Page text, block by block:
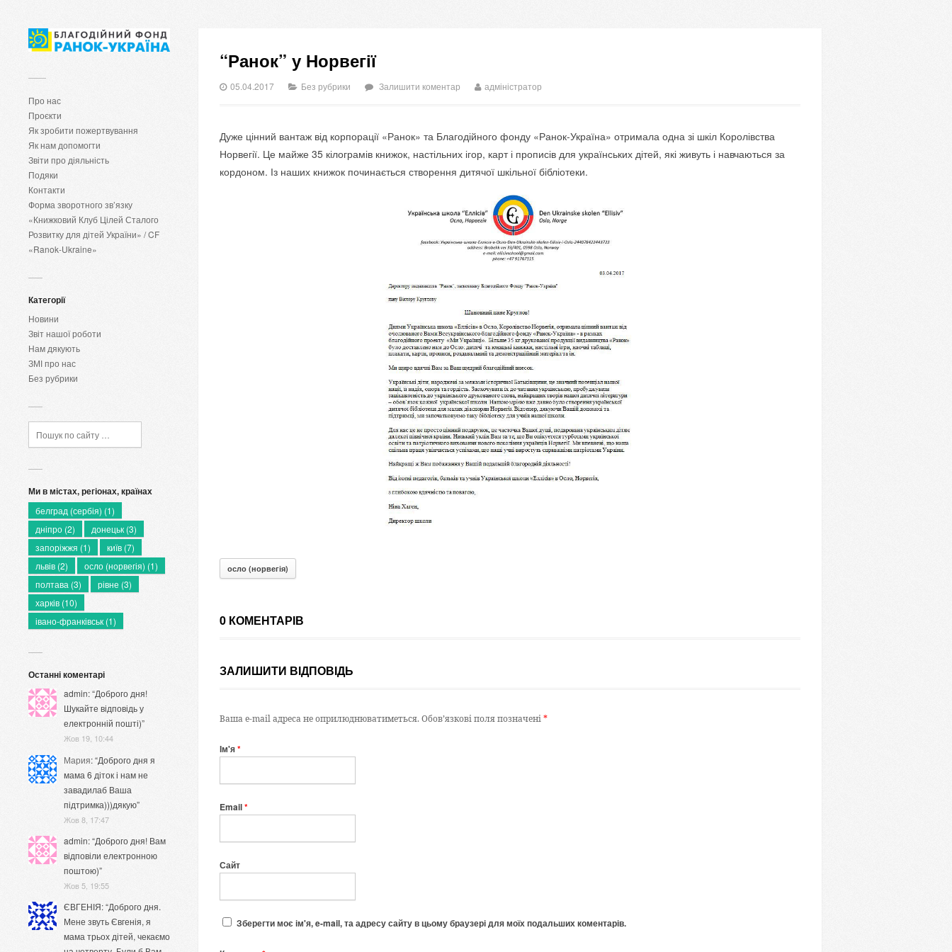
Про нас
Проєкти
Як зробити пожертвування
Як нам допомогти
Звіти про діяльність
Подяки
Контакти
Форма зворотного зв’язку
«Книжковий Клуб Цілей Сталого
Розвитку для дітей України» / CF
«Ranok-Ukraine»
Категорії
Новини
Звіт нашої роботи
Нам дякують
ЗМІ про нас
Без рубрики
Ми в містах, регіонах, країнах
белград (сербія) (1)
дніпро (2) донецьк (3)
запоріжжя (1) київ (7)
львів (2) осло (норвегія) (1)
полтава (3) рівне (3)
харків (10)
івано-франківськ (1)
Останні коментарі
admin: “Доброго дня!
Шукайте відповідь у
електронній пошті)”
Жов 19, 10:44
Мария: “Доброго дня я
мама 6 діток і нам не
завадилаб Ваша
підтримка)))дякую”
Жов 8, 17:47
admin: “Доброго дня! Вам
відповіли електронною
поштою)”
Жов 5, 19:55
ЄВГЕНІЯ: “Доброго дня.
Мене звуть Євгенія, я
мама трьох дітей, чекаємо
“Ранок” у Норвегії
05.04.2017 Без рубрики Залишити коментар адміністратор
Дуже цінний вантаж від корпорації «Ранок» та Благодійного фонду «Ранок-Україна» отримала одна зі шкіл Королівства
Норвегії. Це майже 35 кілограмів книжок, настільних ігор, карт і прописів для українських дітей, які живуть і навчаються за
кордоном. Із наших книжок починається створення дитячої шкільної бібліотеки.
осло (норвегія)
0 КОМЕНТАРІВ
ЗАЛИШИТИ ВІДПОВІДЬ
Ваша e-mail адреса не оприлюднюватиметься. Обов’язкові поля позначені*
Ім'я*
Email*
Сайт
Зберегти моє ім'я, e-mail, та адресу сайту в цьому браузері для моїх подальших коментарів.